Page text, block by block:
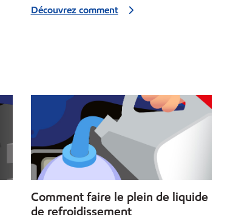
Découvrez comment
Comment faire le plein de liquide
de refroidissement